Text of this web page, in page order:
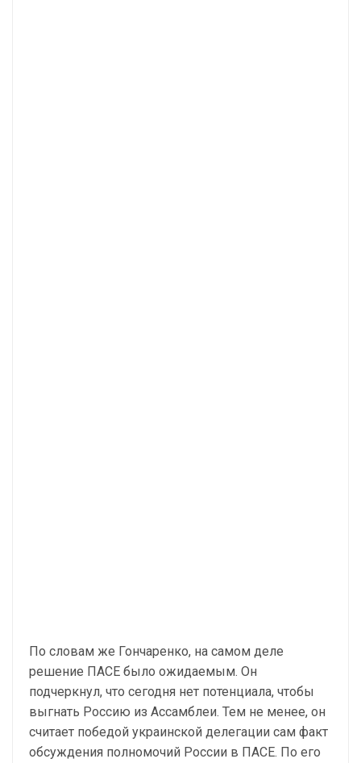
По словам же Гончаренко, на самом деле
решение ПАСЕ было ожидаемым. Он
подчеркнул, что сегодня нет потенциала, чтобы
выгнать Россию из Ассамблеи. Тем не менее, он
считает победой украинской делегации сам факт
обсуждения полномочий России в ПАСЕ. По его